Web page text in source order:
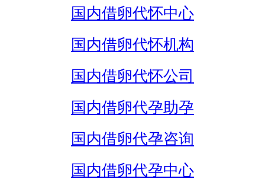
国内借卵代怀中心
国内借卵代怀机构
国内借卵代怀公司
国内借卵代孕助孕
国内借卵代孕咨询
国内借卵代孕中心